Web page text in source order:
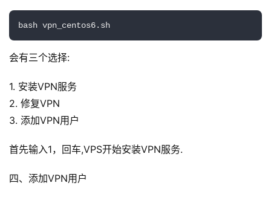
bash vpn_centos6.sh
会有三个选择:
1. 安装VPN服务
2. 修复VPN
3. 添加VPN用户
首先输入1，回车,VPS开始安装VPN服务.
四、添加VPN用户